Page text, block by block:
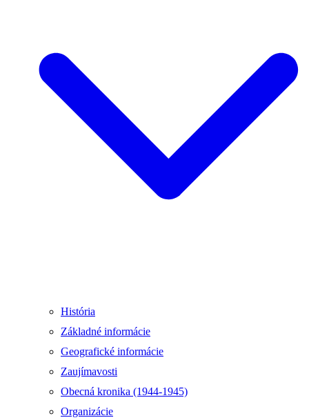
História
Základné informácie
Geografické informácie
Zaujímavosti
Obecná kronika (1944-1945)
Organizácie